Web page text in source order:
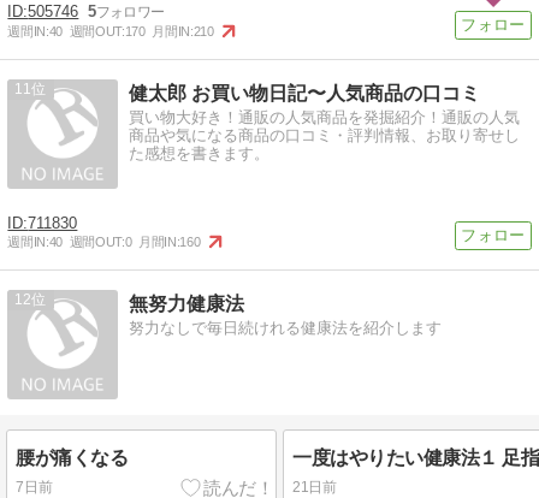
505746 5
週間IN:40 週間OUT:170 月間IN:210
11 健太郎 お買い物日記〜人気商品の口コミ
買い物大好き！通販の人気商品を発掘紹介！通販の人気
商品や気になる商品の口コミ・評判情報、お取り寄せし
た感想を書きます。
711830
週間IN:40 週間OUT:0 月間IN:160
12 無努力健康法
努力なしで毎日続けれる健康法を紹介します
腰が痛くなる
7日前
一度はやりたい健康法１ 足
21日前